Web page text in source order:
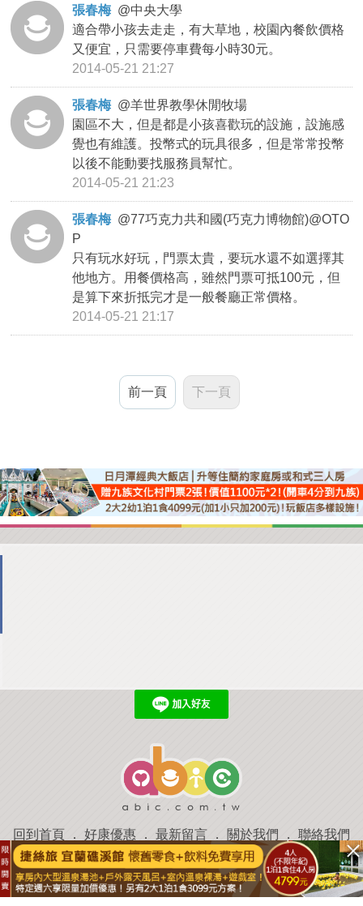
張春梅 @中央大學
適合帶小孩去走走，有大草地，校園內餐飲價格
又便宜，只需要停車費每小時30元。
2014-05-21 21:27
張春梅 @羊世界教學休閒牧場
園區不大，但是都是小孩喜歡玩的設施，設施感
覺也有維護。投幣式的玩具很多，但是常常投幣
以後不能動要找服務員幫忙。
2014-05-21 21:23
張春梅 @77巧克力共和國(巧克力博物館)@OTO
P
只有玩水好玩，門票太貴，要玩水還不如選擇其
他地方。用餐價格高，雖然門票可抵100元，但
是算下來折抵完才是一般餐廳正常價格。
2014-05-21 21:17
前一頁 下一頁
回到首頁 ． 好康優惠 ． 最新留言 ． 關於我們 ． 聯絡我們
部落格微件．商家合作．討論區 ．推薦景點． APP下載
羿磊資訊 服務條款&隱私權政策